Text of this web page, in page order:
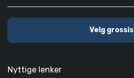
Velg
Nyttige lenker